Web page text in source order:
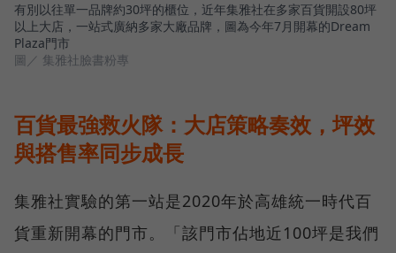
有別以往單一品牌約30坪的櫃位，近年集雅社在多家百貨開設80坪
以上大店，一站式廣納多家大廠品牌，圖為今年7月開幕的Dream
Plaza門市
圖／ 集雅社臉書粉專
百貨最強救火隊：大店策略奏效，坪效
與搭售率同步成長
集雅社實驗的第一站是2020年於高雄統一時代百
貨重新開幕的門市。「該門市佔地近100坪是我們